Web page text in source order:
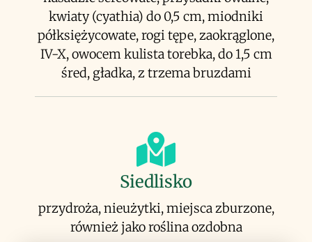
kwiaty (cyathia) do 0,5 cm, miodniki
półksiężycowate, rogi tępe, zaokrąglone,
IV-X, owocem kulista torebka, do 1,5 cm
śred, gładka, z trzema bruzdami
Siedlisko
przydroża, nieużytki, miejsca zburzone,
również jako roślina ozdobna